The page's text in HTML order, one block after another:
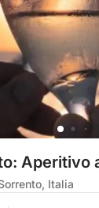
Aperitivo
Italia